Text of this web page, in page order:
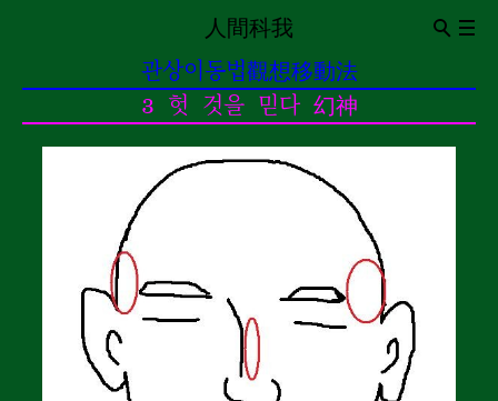
人間科我
ABOUT
Introduction CV
관상이동법觀想移動法
이동전조 異同前兆 이동동작 異同動作 이동통 異同痛
0 신경구멍 神經洞
ㅇ보는 돌 觀賞石
❍ 내가 없는 세계 沒有我的世界
..멍멍 梦梦
관상이동법觀想移動法
3 헛 것을 믿다 幻神